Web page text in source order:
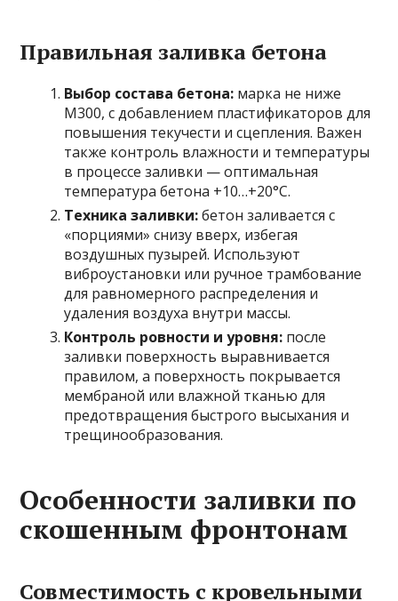
Правильная заливка бетона
Выбор состава бетона: марка не ниже
М300, с добавлением пластификаторов для
повышения текучести и сцепления. Важен
также контроль влажности и температуры
в процессе заливки — оптимальная
температура бетона +10…+20°C.
Техника заливки:бетон заливается с
«порциями» снизу вверх, избегая
воздушных пузырей. Используют
виброустановки или ручное трамбование
для равномерного распределения и
удаления воздуха внутри массы.
Контроль ровности и уровня: после
заливки поверхность выравнивается
правилом, а поверхность покрывается
мембраной или влажной тканью для
предотвращения быстрого высыхания и
трещинообразования.
Особенности заливки по
скошенным фронтонам
Совместимость с кровельными